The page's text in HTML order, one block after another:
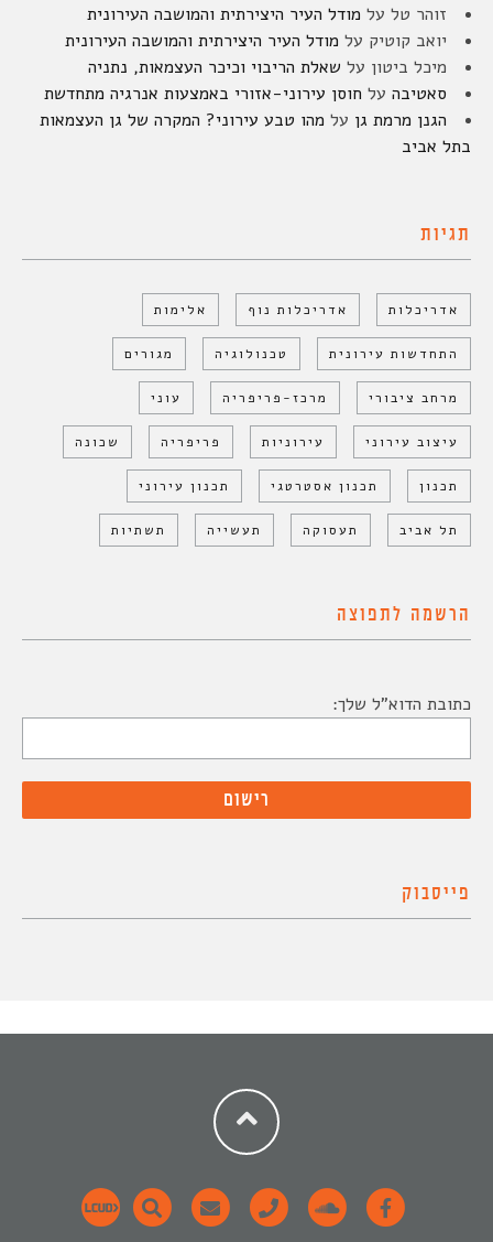
זוהר טל על מודל העיר היצירתית והמושבה העירונית
יואב קוטיק על מודל העיר היצירתית והמושבה העירונית
מיכל ביטון על שאלת הריבוי וכיכר העצמאות, נתניה
סאטיבה על חוסן עירוני-אזורי באמצעות אנרגיה מתחדשת
הגנן מרמת גן על מהו טבע עירוני? המקרה של גן העצמאות
בתל אביב
תגיות
אדריכלות אדריכלות נוף אלימות
התחדשות עירונית טכנולוגיה מגורים
מרחב ציבורי מרכז-פריפריה עוני
עיצוב עירוני עירוניות פריפריה שכונה
תכנון תכנון אסטרטגי תכנון עירוני
תל אביב תעסוקה תעשייה תשתיות
הרשמה לתפוצה
כתובת הדוא"ל שלך:
פייסבוק